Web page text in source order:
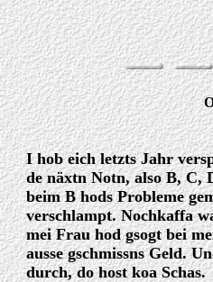
I hob eich letzts Jahr
de näxtn Notn, also B, C,
beim B hods Probleme
verschlampt. Nochkaffa
mei Frau hod gsogt bei
ausse gschmissns Geld.
durch, do host koa Schas.